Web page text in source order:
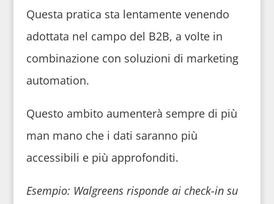
Questa pratica sta lentamente venendo
adottata nel campo del B2B, a volte in
combinazione con soluzioni di marketing
automation.
Questo ambito aumenterà sempre di più
man mano che i dati saranno più
accessibili e più approfonditi.
Esempio: Walgreens risponde ai check-in su